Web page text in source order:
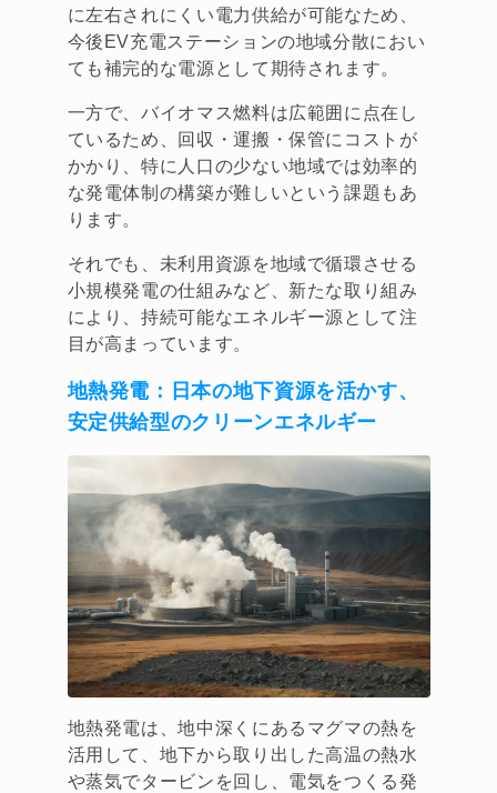
に左右されにくい電力供給が可能なため、
今後EV充電ステーションの地域分散におい
ても補完的な電源として期待されます。
一方で、バイオマス燃料は広範囲に点在し
ているため、回収・運搬・保管にコストが
かかり、特に人口の少ない地域では効率的
な発電体制の構築が難しいという課題もあ
ります。
それでも、未利用資源を地域で循環させる
小規模発電の仕組みなど、新たな取り組み
により、持続可能なエネルギー源として注
目が高まっています。
地熱発電 ：日本の地下資源を活かす、
安定供給型のクリーンエネルギー
地熱発電は、地中深くにあるマグマの熱を
活用して、地下から取り出した高温の熱水
や蒸気でタービンを回し、電気をつくる発